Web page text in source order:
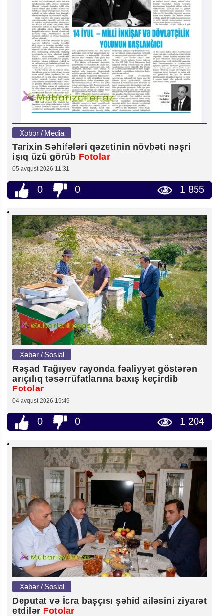
Xəbər / Media
Tarixin Səhifələri qəzetinin növbəti nəşri
işıq üzü görüb Fotolar
05 avqust 2026 11:31
0 0 1 855
Xəbər / Sosial
Rəşad Tağıyev rayonda fəaliyyət göstərən
arıçılıq təsərrüfatlarına baxış keçirdib
Fotolar
04 avqust 2026 19:49
0 0 1 204
Xəbər / Sosial
Deputat və İcra başçısı şəhid ailəsini ziyarət
etdilər Fotolar